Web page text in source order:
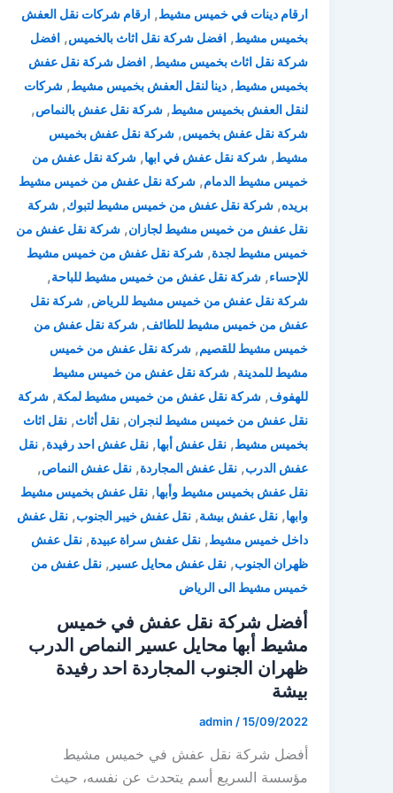
ارقام دينات في خميس مشيط, ارقام شركات نقل العفش
بخميس مشيط, افضل شركة نقل اثاث بالخميس, افضل
شركة نقل اثاث بخميس مشيط, افضل شركة نقل عفش
بخميس مشيط, دينا لنقل العفش بخميس مشيط, شركات
لنقل العفش بخميس مشيط, شركة نقل عفش بالنماص,
شركة نقل عفش بخميس, شركة نقل عفش بخميس
مشيط, شركة نقل عفش في ابها, شركة نقل عفش من
خميس مشيط الدمام, شركة نقل عفش من خميس مشيط
بريده, شركة نقل عفش من خميس مشيط لتبوك, شركة
نقل عفش من خميس مشيط لجازان, شركة نقل عفش من
خميس مشيط لجدة, شركة نقل عفش من خميس مشيط
للإحساء, شركة نقل عفش من خميس مشيط للباحة,
شركة نقل عفش من خميس مشيط للرياض, شركة نقل
عفش من خميس مشيط للطائف, شركة نقل عفش من
خميس مشيط للقصيم, شركة نقل عفش من خميس
مشيط للمدينة, شركة نقل عفش من خميس مشيط
للهفوف, شركة نقل عفش من خميس مشيط لمكة, شركة
نقل عفش من خميس مشيط لنجران, نقل أثاث, نقل اثاث
بخميس مشيط, نقل عفش أبها, نقل عفش احد رفيدة, نقل
عفش الدرب, نقل عفش المجاردة, نقل عفش النماص,
نقل عفش بخميس مشيط وأبها, نقل عفش بخميس مشيط
وابها, نقل عفش بيشة, نقل عفش خيبر الجنوب, نقل عفش
داخل خميس مشيط, نقل عفش سراة عبيدة, نقل عفش
ظهران الجنوب, نقل عفش محايل عسير , نقل عفش من
خميس مشيط الى الرياض
أفضل شركة نقل عفش في خميس
مشيط أبها محايل عسير النماص الدرب
ظهران الجنوب المجاردة احد رفيدة
بيشة
admin /15/09/2022
أفضل شركة نقل عفش في خميس مشيط
مؤسسة السريع أسم يتحدث عن نفسه، حيث